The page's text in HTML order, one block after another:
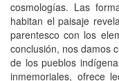
cosmologías. Las
habitan el paisaje
parentesco con los
conclusión, nos damos
de los pueblos
inmemoriales, ofrece